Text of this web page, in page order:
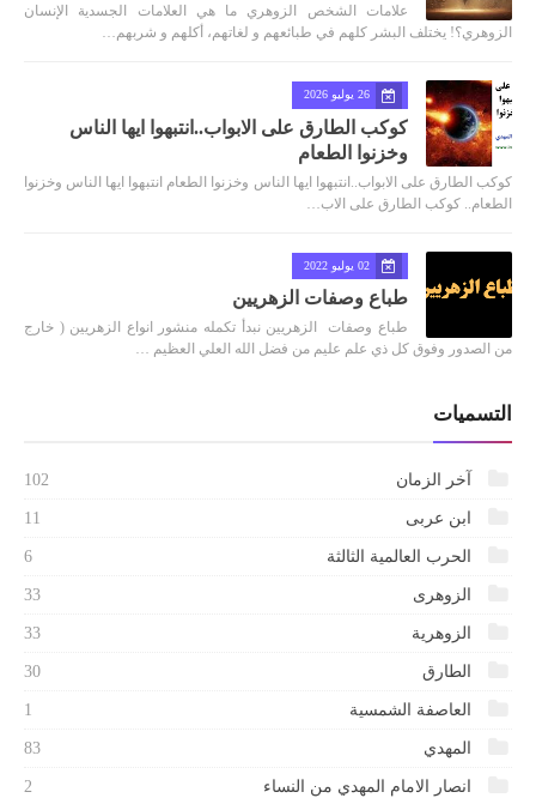
علامات الشخص الزوهري ما هي العلامات الجسدية الإنسان
الزوهري؟! يختلف البشر كلهم في طبائعهم و لغاتهم، أكلهم و شربهم…
26 يوليو 2026
كوكب الطارق على الابواب..انتبهوا ايها الناس
وخزنوا الطعام
كوكب الطارق على الابواب..انتبهوا ايها الناس وخزنوا الطعام انتبهوا ايها الناس وخزنوا
الطعام.. كوكب الطارق على الاب…
02 يوليو 2022
طباع وصفات الزهريين
طباع وصفات الزهريين نبدأ تكمله منشور انواع الزهريين ( خارج
من الصدور وفوق كل ذي علم عليم من فضل الله العلي العظيم …
التسميات
آخر الزمان 102
ابن عربى 11
الحرب العالمية الثالثة 6
الزوهرى 33
الزوهرية 33
الطارق 30
العاصفة الشمسية 1
المهدي 83
انصار الامام المهدي من النساء 2